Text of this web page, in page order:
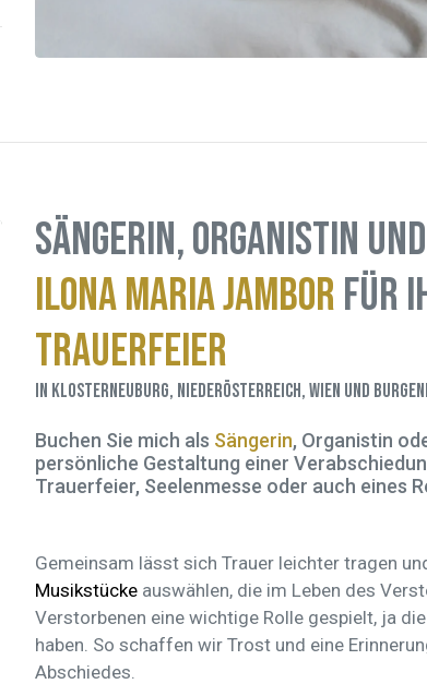
Sängerin, Organistin
Ilona Maria Jamborfür
Trauerfeier
in Klosterneuburg, Niederösterreich, Wien und
Buchen Sie mich als Sängerin, Organistin
persönliche Gestaltung einer
Trauerfeier, Seelenmesse oder auch eines
Gemeinsam lässt sich Trauer leichter tragen
Musikstücke auswählen, die im Leben des
Verstorbenen eine wichtige Rolle gespielt, ja
haben. So schaffen wir Trost und eine
Abschiedes.